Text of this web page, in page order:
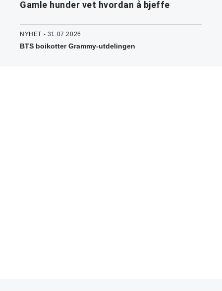
Gamle hunder vet hvordan å bjeffe
NYHET - 31.07.2026
BTS boikotter Grammy-utdelingen